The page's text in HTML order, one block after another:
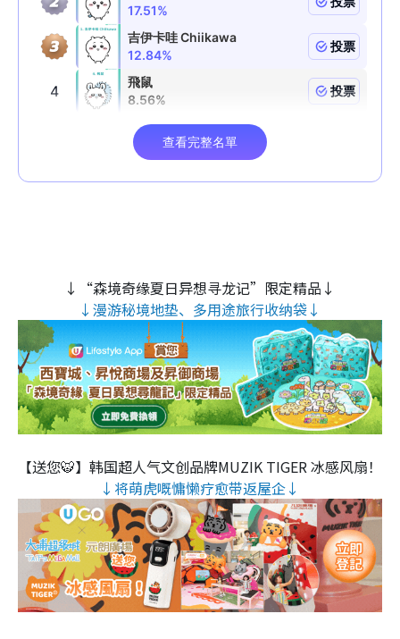
↓“森境奇缘夏日异想寻龙记”限定精品↓
↓漫游秘境地垫、多用途旅行收纳袋↓
【送您🐯】韩国超人气文创品牌MUZIK TIGER 冰感风扇！
↓将萌虎嘅慵懒疗愈带返屋企↓